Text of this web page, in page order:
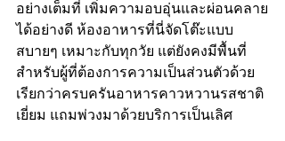
อย่างเต็มที่ เพิ่มความอบอุ่นและผ่อนคลาย
ได้อย่างดี ห้องอาหารที่นี่จัดโต๊ะแบบ
สบายๆ เหมาะกับทุกวัย แต่ยังคงมีพื้นที่
สำหรับผู้ที่ต้องการความเป็นส่วนตัวด้วย
เรียกว่าครบครันอาหารคาวหวานรสชาติ
เยี่ยม แถมพ่วงมาด้วยบริการเป็นเลิศ